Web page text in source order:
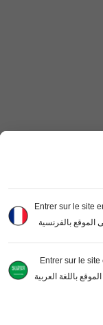
Entrer sur le site
الموقع بالفرنسية
Entrer sur le site
باللغة العربية